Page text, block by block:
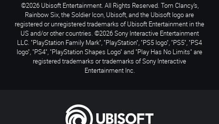
©2026 Ubisoft Entertainment. All Rights Reserved. Tom Clancy’s,
Rainbow Six, the Soldier Icon, Ubisoft, and the Ubisoft logo are
registered or unregistered trademarks of Ubisoft Entertainment in the
US and/or other countries. ©2026 Sony Interactive Entertainment
LLC. "PlayStation Family Mark", "PlayStation", "PS5 logo", "PS5", "PS4
logo", "PS4", "PlayStation Shapes Logo" and "Play Has No Limits" are
registered trademarks or trademarks of Sony Interactive
Entertainment Inc.